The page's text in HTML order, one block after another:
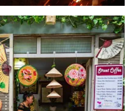
:
– Cambodge